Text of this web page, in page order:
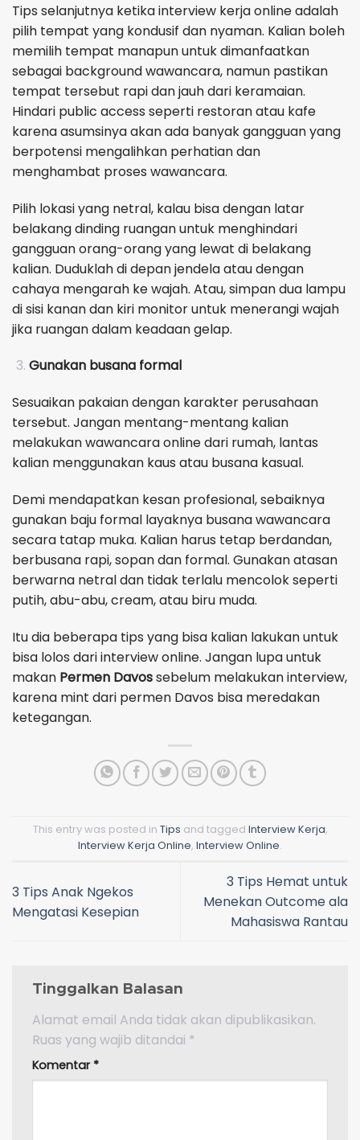
Tips selanjutnya ketika interview kerja online adalah
pilih tempat yang kondusif dan nyaman. Kalian boleh
memilih tempat manapun untuk dimanfaatkan
sebagai background wawancara, namun pastikan
tempat tersebut rapi dan jauh dari keramaian.
Hindari public access seperti restoran atau kafe
karena asumsinya akan ada banyak gangguan yang
berpotensi mengalihkan perhatian dan
menghambat proses wawancara.
Pilih lokasi yang netral, kalau bisa dengan latar
belakang dinding ruangan untuk menghindari
gangguan orang-orang yang lewat di belakang
kalian. Duduklah di depan jendela atau dengan
cahaya mengarah ke wajah. Atau, simpan dua lampu
di sisi kanan dan kiri monitor untuk menerangi wajah
jika ruangan dalam keadaan gelap.
Gunakan busana formal
Sesuaikan pakaian dengan karakter perusahaan
tersebut. Jangan mentang-mentang kalian
melakukan wawancara online dari rumah, lantas
kalian menggunakan kaus atau busana kasual.
Demi mendapatkan kesan profesional, sebaiknya
gunakan baju formal layaknya busana wawancara
secara tatap muka. Kalian harus tetap berdandan,
berbusana rapi, sopan dan formal. Gunakan atasan
berwarna netral dan tidak terlalu mencolok seperti
putih, abu-abu, cream, atau biru muda.
Itu dia beberapa tips yang bisa kalian lakukan untuk
bisa lolos dari interview online. Jangan lupa untuk
makan Permen Davossebelum melakukan interview,
karena mint dari permen Davos bisa meredakan
ketegangan.
This entry was posted in Tips and tagged Interview Kerja,
Interview Kerja Online, Interview Online.
3 Tips Anak Ngekos
Mengatasi Kesepian
3 Tips Hemat untuk
Menekan Outcome ala
Mahasiswa Rantau
Tinggalkan Balasan
Alamat email Anda tidak akan dipublikasikan.
Ruas yang wajib ditandai *
Komentar *